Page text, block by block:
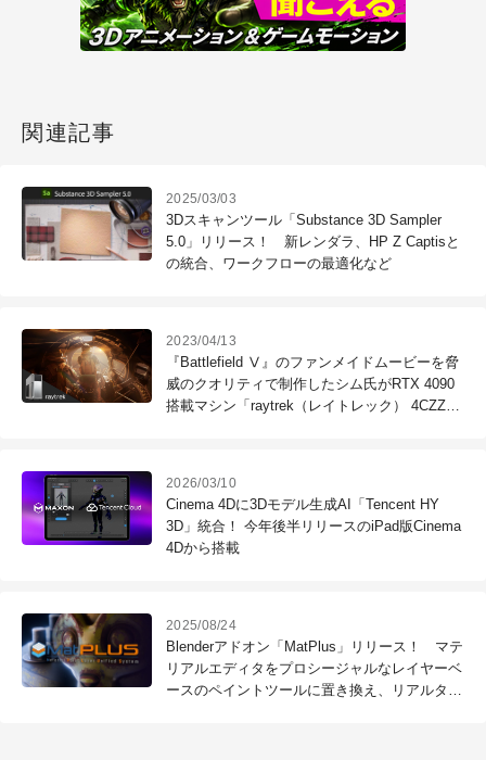
関連記事
2025/03/03
3Dスキャンツール「Substance 3D Sampler
5.0」リリース！ 新レンダラ、HP Z Captisと
の統合、ワークフローの最適化など
2023/04/13
『Battlefield Ⅴ』のファンメイドムービーを脅
威のクオリティで制作したシム氏がRTX 4090
搭載マシン「raytrek（レイトレック） 4CZZ」
2026/03/10
Cinema 4Dに3Dモデル生成AI「Tencent HY
3D」統合！ 今年後半リリースのiPad版Cinema
4Dから搭載
2025/08/24
Blenderアドオン「MatPlus」リリース！ マテ
リアルエディタをプロシージャルなレイヤーベ
ースのペイントツールに置き換え、リアルタイ